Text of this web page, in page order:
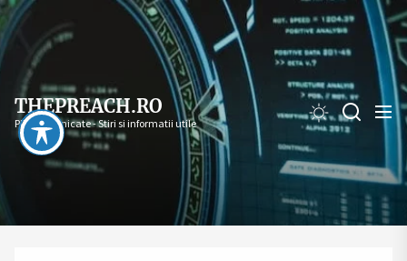
Skip
to
the
content
THEPREACH.RO
PR - Comunicate - Stiri si informatii utile